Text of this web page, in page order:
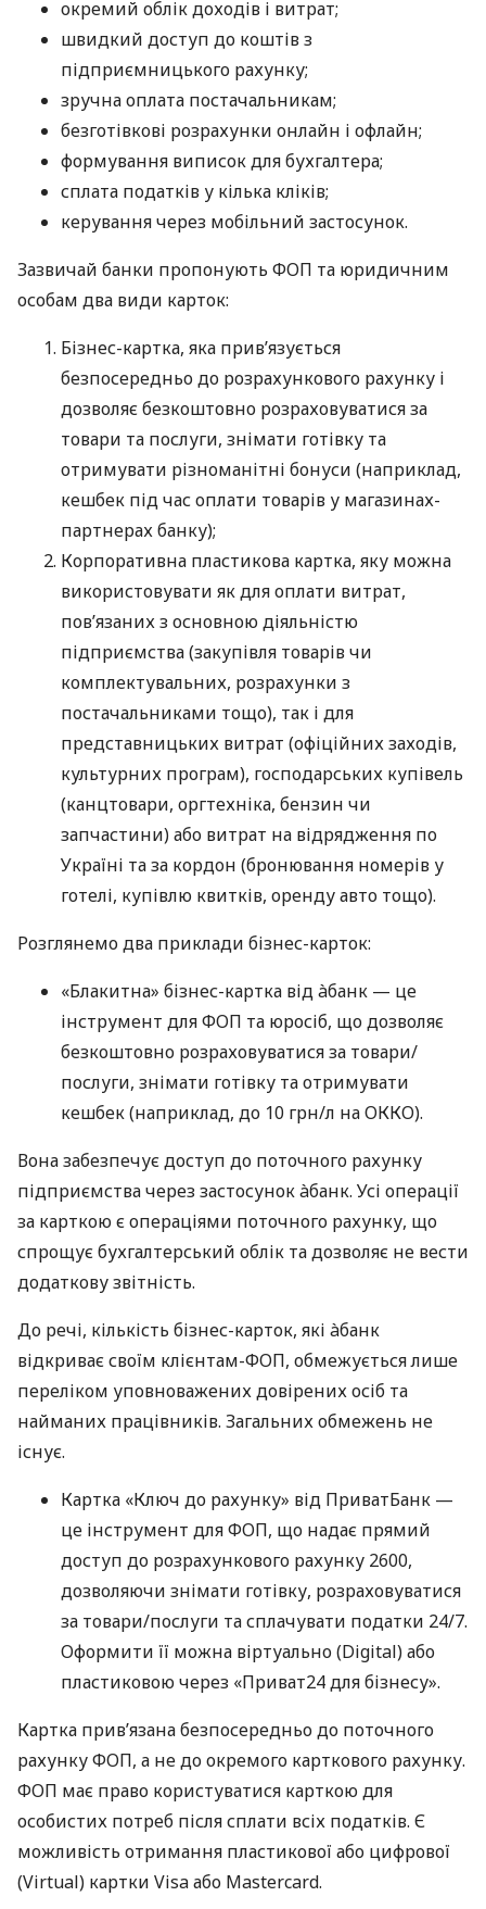
окремий облік доходів і витрат;
швидкий доступ до коштів з
підприємницького рахунку;
зручна оплата постачальникам;
безготівкові розрахунки онлайн і офлайн;
формування виписок для бухгалтера;
сплата податків у кілька кліків;
керування через мобільний застосунок.
Зазвичай банки пропонують ФОП та юридичним
особам два види карток:
Бізнес-картка, яка прив’язується
безпосередньо до розрахункового рахунку і
дозволяє безкоштовно розраховуватися за
товари та послуги, знімати готівку та
отримувати різноманітні бонуси (наприклад,
кешбек під час оплати товарів у магазинах-
партнерах банку);
Корпоративна пластикова картка, яку можна
використовувати як для оплати витрат,
пов’язаних з основною діяльністю
підприємства (закупівля товарів чи
комплектувальних, розрахунки з
постачальниками тощо), так і для
представницьких витрат (офіційних заходів,
культурних програм), господарських купівель
(канцтовари, оргтехніка, бензин чи
запчастини) або витрат на відрядження по
Україні та за кордон (бронювання номерів у
готелі, купівлю квитків, оренду авто тощо).
Розглянемо два приклади бізнес-карток:
«Блакитна» бізнес-картка від àбанк — це
інструмент для ФОП та юросіб, що дозволяє
безкоштовно розраховуватися за товари/
послуги, знімати готівку та отримувати
кешбек (наприклад, до 10 грн/л на ОККО).
Вона забезпечує доступ до поточного рахунку
підприємства через застосунок àбанк. Усі операції
за карткою є операціями поточного рахунку, що
спрощує бухгалтерський облік та дозволяє не вести
додаткову звітність.
До речі, кількість бізнес-карток, які àбанк
відкриває своїм клієнтам-ФОП, обмежується лише
переліком уповноважених довірених осіб та
найманих працівників. Загальних обмежень не
існує.
Картка «Ключ до рахунку» від ПриватБанк —
це інструмент для ФОП, що надає прямий
доступ до розрахункового рахунку 2600,
дозволяючи знімати готівку, розраховуватися
за товари/послуги та сплачувати податки 24/7.
Оформити її можна віртуально (Digital) або
пластиковою через «Приват24 для бізнесу».
Картка прив’язана безпосередньо до поточного
рахунку ФОП, а не до окремого карткового рахунку.
ФОП має право користуватися карткою для
особистих потреб після сплати всіх податків. Є
можливість отримання пластикової або цифрової
(Virtual) картки Visa або Mastercard.